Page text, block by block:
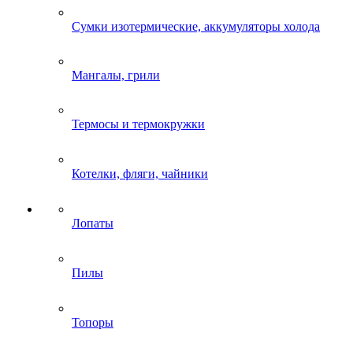
Сумки изотермические, аккумуляторы холода
Мангалы, грили
Термосы и термокружки
Котелки, фляги, чайники
Лопаты
Пилы
Топоры